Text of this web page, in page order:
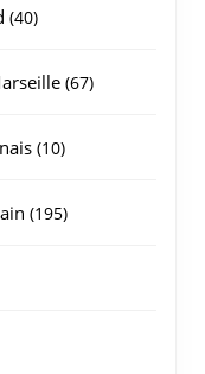
4040
6767
1010
195195